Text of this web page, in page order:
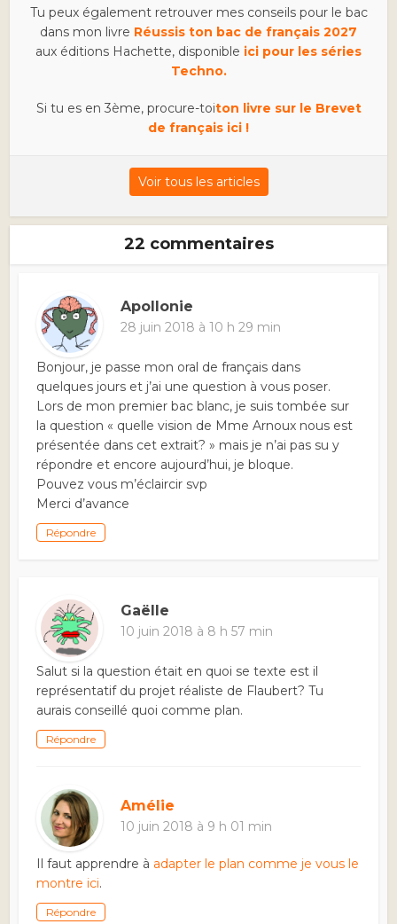
Tu peux également retrouver mes conseils pour le bac
dans mon livre Réussis ton bac de français 2027
aux éditions Hachette, disponible ici pour les séries
Techno.
Si tu es en 3ème, procure-toiton livre sur le Brevet
de français ici !
Voir tous les articles
22 commentaires
Apollonie
28 juin 2018 à 10 h 29 min
Bonjour, je passe mon oral de français dans
quelques jours et j’ai une question à vous poser.
Lors de mon premier bac blanc, je suis tombée sur
la question « quelle vision de Mme Arnoux nous est
présentée dans cet extrait? » mais je n’ai pas su y
répondre et encore aujourd’hui, je bloque.
Pouvez vous m’éclaircir svp
Merci d’avance
Répondre
Gaëlle
10 juin 2018 à 8 h 57 min
Salut si la question était en quoi se texte est il
représentatif du projet réaliste de Flaubert? Tu
aurais conseillé quoi comme plan.
Répondre
Amélie
10 juin 2018 à 9 h 01 min
Il faut apprendre à adapter le plan comme je vous le
montre ici.
Répondre